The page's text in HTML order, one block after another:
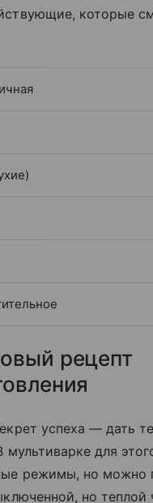
которые
рецепт
успеха — дать
мультиварке для
режимы, но можно
но теплой